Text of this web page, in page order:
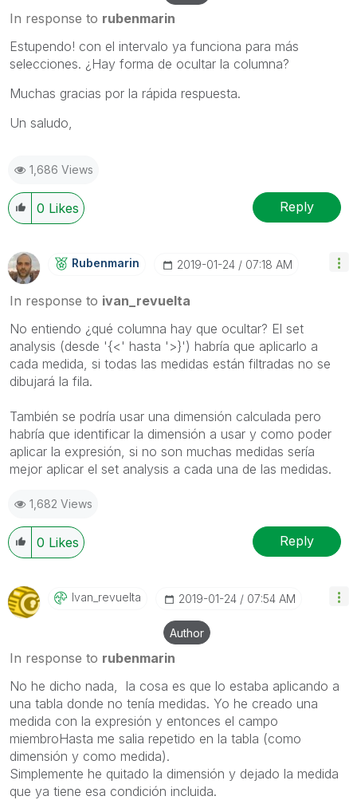
In response to rubenmarin
Estupendo! con el intervalo ya funciona para más
selecciones. ¿Hay forma de ocultar la columna?
Muchas gracias por la rápida respuesta.
Un saludo,
1,686 Views
0 Likes Reply
Rubenmarin ‎2019-01-24 07:18 AM
In response to ivan_revuelta
No entiendo ¿qué columna hay que ocultar? El set
analysis (desde '{<' hasta '>}') habría que aplicarlo a
cada medida, si todas las medidas están filtradas no se
dibujará la fila.
También se podría usar una dimensión calculada pero
habría que identificar la dimensión a usar y como poder
aplicar la expresión, si no son muchas medidas sería
mejor aplicar el set analysis a cada una de las medidas.
1,682 Views
0 Likes Reply
Ivan_revuelta ‎2019-01-24 07:54 AM
Author
In response to rubenmarin
No he dicho nada, la cosa es que lo estaba aplicando a
una tabla donde no tenía medidas. Yo he creado una
medida con la expresión y entonces el campo
miembroHasta me salia repetido en la tabla (como
dimensión y como medida).
Simplemente he quitado la dimensión y dejado la medida
que ya tiene esa condición incluida.